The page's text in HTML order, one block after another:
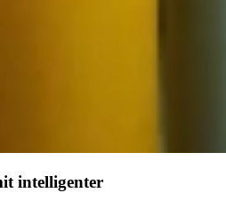
intelligenter